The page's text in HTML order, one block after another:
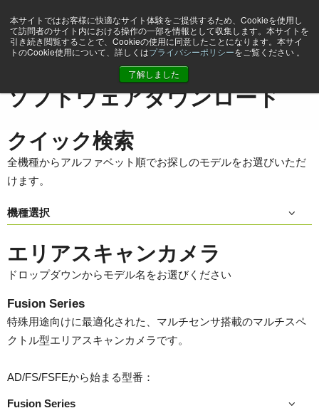
本サイトではお客様に快適なサイト体験をご提供するため、Cookieを使用し
て訪問者のサイト内における操作の一部を情報として収集します。本サイトを
引き続き閲覧することで、Cookieの使用に同意したことになります。本サイ
トのCookie使用について、詳しくはプライバシーポリシーをご覧ください 。
了解しました
ソフトウェアダウンロード
ソフトウェアダウンロード
クイック検索
全機種からアルファベット順でお探しのモデルをお選びいただ
けます。
機種選択
エリアスキャンカメラ
ドロップダウンからモデル名をお選びください
Fusion Series
特殊用途向けに最適化された、マルチセンサ搭載のマルチスペ
クトル型エリアスキャンカメラです。
AD/FS/FSFEから始まる型番：
Fusion Series